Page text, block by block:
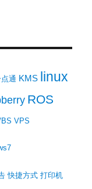
通 KMS linux
ROS
VPS
快捷方式 打印机